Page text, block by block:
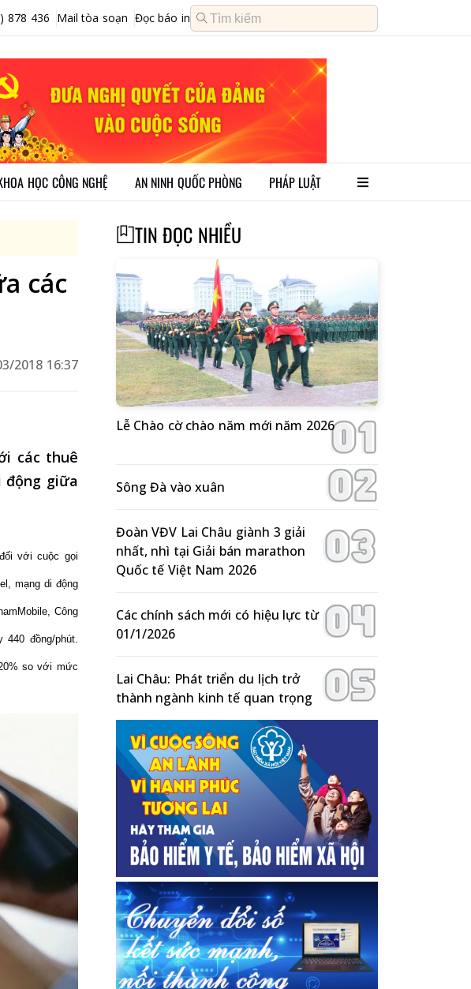
878 436 Mail tòa soạn Đọc báo in
HỌC CÔNG NGHỆ AN NINH QUỐC PHÒNG PHÁP LUẬT
các
2018 16:37
các thuê
động giữa
với cuộc gọi
mạng di động
Công
đồng/phút.
so với mức
TIN ĐỌC NHIỀU
Lễ Chào cờ chào năm mới năm 2026
Sông Đà vào xuân
Đoàn VĐV Lai Châu giành 3 giải
nhất, nhì tại Giải bán marathon
Quốc tế Việt Nam 2026
Các chính sách mới có hiệu lực từ
01/1/2026
Lai Châu: Phát triển du lịch trở
thành ngành kinh tế quan trọng